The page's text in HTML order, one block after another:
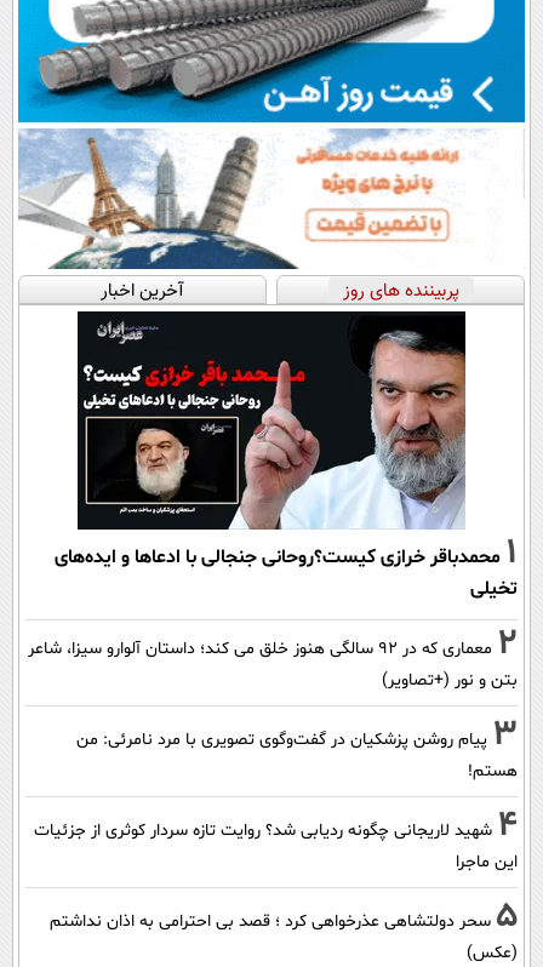
پربیننده های روز آخرین اخبار
1 محمدباقر خرازی کیست؟روحانی جنجالی با ادعاها و ایده‌های
تخیلی
2
معماری که در 92 سالگی هنوز خلق می کند؛ داستان آلوارو سیزا، شاعر
بتن و نور (+تصاویر)
3 پیام روشن پزشکیان در گفت‌و‌گوی تصویری با مرد نامرئی: من
هستم!
4 شهید لاریجانی چگونه ردیابی شد؟ روایت تازه سردار کوثری از جزئیات
این ماجرا
5 سحر دولتشاهی عذرخواهی کرد ؛ قصد بی احترامی به اذان نداشتم
(عکس)